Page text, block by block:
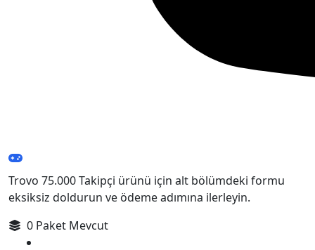
Trovo 75.000 Takipçi ürünü için alt bölümdeki formu
eksiksiz doldurun ve ödeme adımına ilerleyin.
0 Paket Mevcut